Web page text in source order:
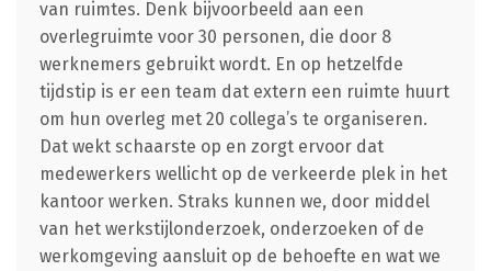
van ruimtes. Denk bijvoorbeeld aan een
overlegruimte voor 30 personen, die door 8
werknemers gebruikt wordt. En op hetzelfde
tijdstip is er een team dat extern een ruimte huurt
om hun overleg met 20 collega’s te organiseren.
Dat wekt schaarste op en zorgt ervoor dat
medewerkers wellicht op de verkeerde plek in het
kantoor werken. Straks kunnen we, door middel
van het werkstijlonderzoek, onderzoeken of de
werkomgeving aansluit op de behoefte en wat we